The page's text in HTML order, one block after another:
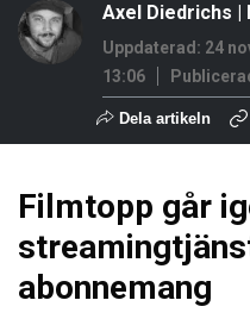
Axel Diedrichs |
Uppdaterad: 24
13:06
Dela artikeln
Filmtopp går
abonnemang